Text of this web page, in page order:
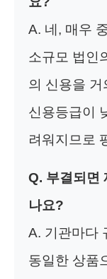
A. 네, 매우
소규모 법인
의 신용을 거
신용등급이
려워지므로
Q. 부결되면
나요?
A. 기관마다
동일한 상품